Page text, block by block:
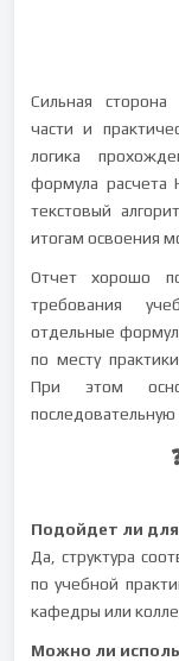
Сильная
части и
логика
формула
текстовый
итогам освоения
Отчет хорошо
требования
отдельные
по месту
При этом
последовательную
Подойдет ли
Да, структура
по учебной
кафедры или
Можно ли